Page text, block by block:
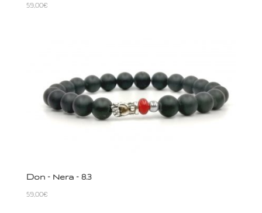
59,00€
Don – Nera – 8.3
59,00€